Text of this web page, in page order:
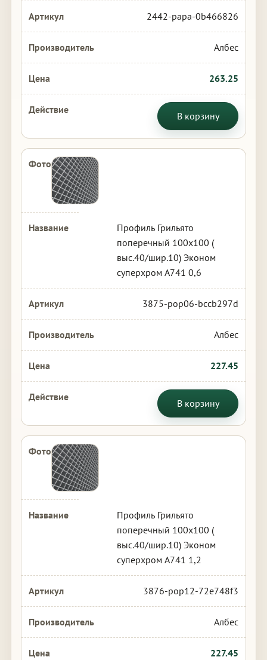
2442-papa-0b466826
Албес
263.25
В корзину
Профиль Грильято
поперечный 100х100 (
выс.40/шир.10) Эконом
суперхром А741 0,6
3875-pop06-bccb297d
Албес
227.45
В корзину
Профиль Грильято
поперечный 100х100 (
выс.40/шир.10) Эконом
суперхром А741 1,2
3876-pop12-72e748f3
Албес
227.45